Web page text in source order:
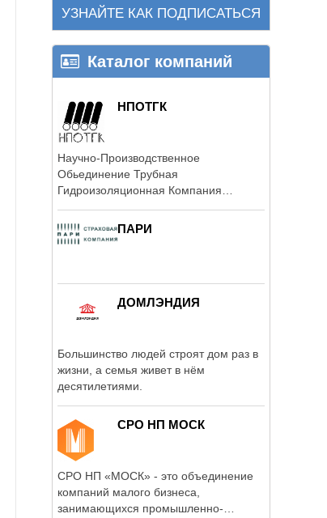
УЗНАЙТЕ КАК ПОДПИСАТЬСЯ
Каталог компаний
НПОТГК
Научно-Производственное
Обьединение Трубная
Гидроизоляционная Компания
ПАРИ
ДОМЛЭНДИЯ
Большинство людей строят дом раз в
жизни, а семья живет в нём
десятилетиями.
СРО НП МОСК
СРО НП «МОСК» - это объединение
компаний малого бизнеса,
занимающихся промышленно-